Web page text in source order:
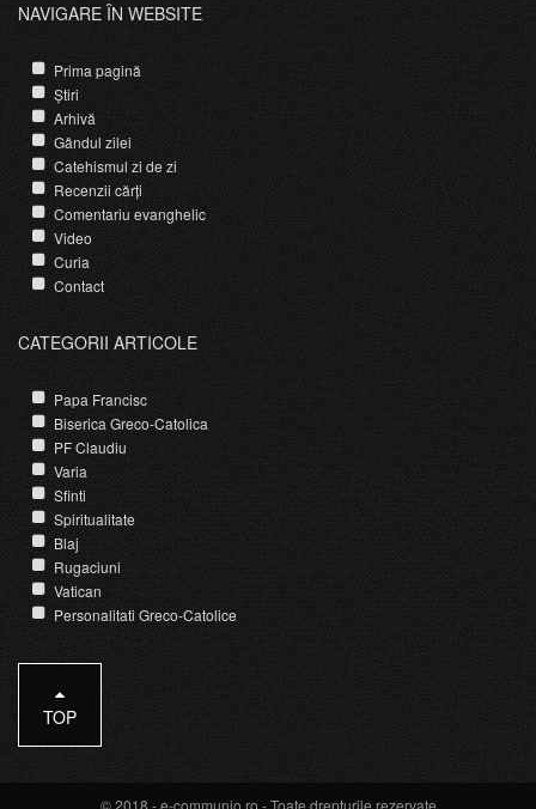
NAVIGARE ÎN WEBSITE
Prima pagină
Știri
Arhivă
Gândul zilei
Catehismul zi de zi
Recenzii cărți
Comentariu evanghelic
Video
Curia
Contact
CATEGORII ARTICOLE
Papa Francisc
Biserica Greco-Catolica
PF Claudiu
Varia
Sfinti
Spiritualitate
Blaj
Rugaciuni
Vatican
Personalitati Greco-Catolice
TOP